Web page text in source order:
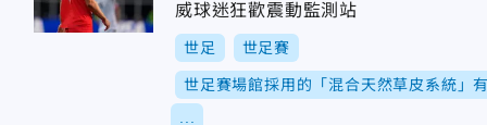
威球迷狂歡震動監測站
世足 世足賽
世足賽場館採用的「混合天然草皮系統」